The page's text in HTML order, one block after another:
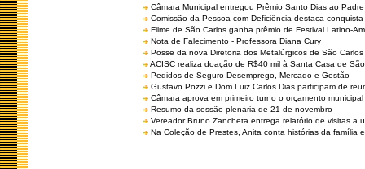
Câmara Municipal entregou Prêmio Santo Dias ao
Comissão da Pessoa com Deficiência destaca
Filme de São Carlos ganha prêmio de Festival Latino-
Nota de Falecimento - Professora Diana Cury
Posse da nova Diretoria dos Metalúrgicos de São
ACISC realiza doação de R$40 mil à Santa Casa de
Pedidos de Seguro-Desemprego, Mercado e Gestão
Gustavo Pozzi e Dom Luiz Carlos Dias participam de
Câmara aprova em primeiro turno o orçamento
Resumo da sessão plenária de 21 de novembro
Vereador Bruno Zancheta entrega relatório de visitas a
Na Coleção de Prestes, Anita conta histórias da família